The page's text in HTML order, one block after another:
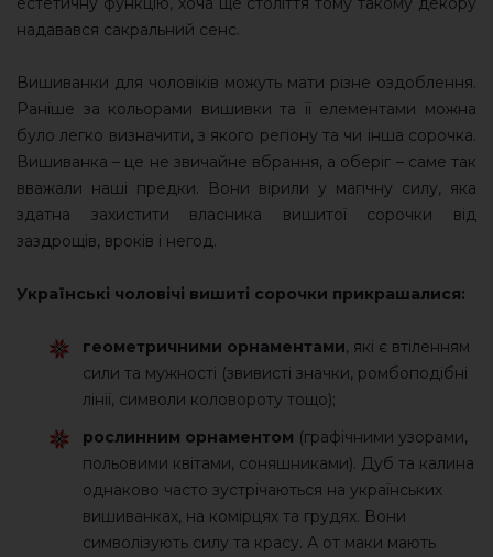
надавався сакральний сенс.
Вишиванки для чоловіків можуть мати різне оздоблення.
Раніше за кольорами вишивки та її елементами можна
було легко визначити, з якого регіону та чи інша сорочка.
Вишиванка – це не звичайне вбрання, а оберіг – саме так
вважали наші предки. Вони вірили у магічну силу, яка
здатна захистити власника вишитої сорочки від
заздрощів, вроків і негод.
Українські чоловічі вишиті сорочки прикрашалися:
геометричними орнаментами, які є втіленням
сили та мужності (звивисті значки, ромбоподібні
лінії, символи коловороту тощо);
рослинним орнаментом (графічними узорами,
польовими квітами, соняшниками). Дуб та калина
однаково часто зустрічаються на українських
вишиванках, на комірцях та грудях. Вони
символізують силу та красу. А от маки мають